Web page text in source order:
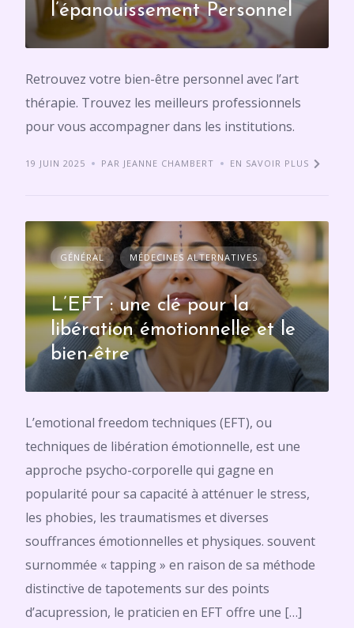
l’épanouissement Personnel
Retrouvez votre bien-être personnel avec l’art
thérapie. Trouvez les meilleurs professionnels
pour vous accompagner dans les institutions.
19 JUIN 2025 PAR JEANNE CHAMBERT EN SAVOIR PLUS
GÉNÉRAL MÉDECINES ALTERNATIVES
L’EFT : une clé pour la
libération émotionnelle et le
bien-être
L’emotional freedom techniques (EFT), ou
techniques de libération émotionnelle, est une
approche psycho-corporelle qui gagne en
popularité pour sa capacité à atténuer le stress,
les phobies, les traumatismes et diverses
souffrances émotionnelles et physiques. souvent
surnommée « tapping » en raison de sa méthode
distinctive de tapotements sur des points
d’acupression, le praticien en EFT offre une […]